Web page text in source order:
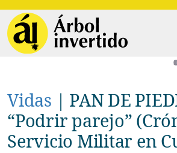
Vidas | PAN DE
“Podrir parejo”
Servicio Militar en